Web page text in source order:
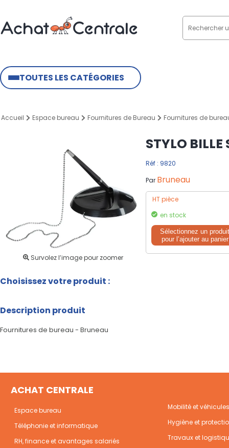
TOUTES LES CATÉGORIES
Accueil Espace bureau Fournitures de Bureau Fournitures de
Survolez l’image pour zoomer
STYLO BILLE
Réf : 9820
Par Bruneau
HT pièce
en stock
Sélectionnez un produit
pour l’ajouter au panier
Choisissez votre produit :
Description produit
Fournitures de bureau - Bruneau
ACHAT CENTRALE
Espace bureau
Téléphonie et informatique
RH, finance et avantages salariés
Mobilité et véhicules
Hygiène et
Travaux et